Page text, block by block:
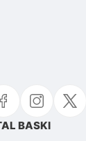
BASKI